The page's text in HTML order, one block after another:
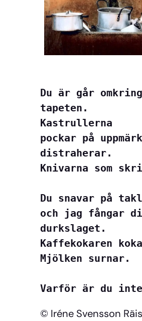
Du är går
tapeten.
Kastrullerna
pockar på
distraherar.
Knivarna som
Du snavar på
och jag fångar
durkslaget.
Kaffekokaren
Mjölken surnar.
Varför är du
© Iréne Svensson